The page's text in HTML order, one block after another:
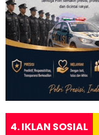
4. IKLAN SOSIAL